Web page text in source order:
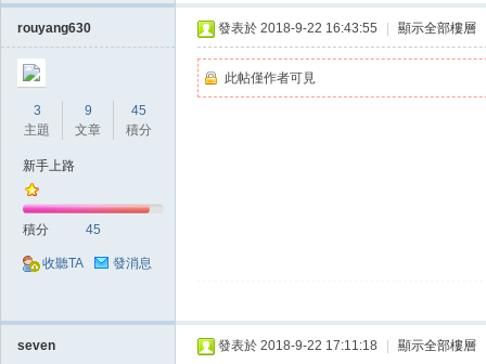
rouyang630
3
主題
9
文章
45
積分
新手上路
積分 45
收聽TA 發消息
發表於 2018-9-22 16:43:55 顯示全部樓層
此帖僅作者可見
seven 發表於 2018-9-22 17:11:18 顯示全部樓層